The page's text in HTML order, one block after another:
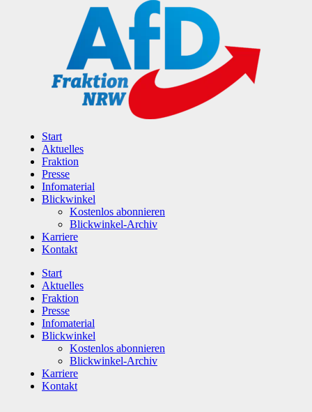
Start
Aktuelles
Fraktion
Presse
Infomaterial
Blickwinkel
Kostenlos abonnieren
Blickwinkel-Archiv
Karriere
Kontakt
Start
Aktuelles
Fraktion
Presse
Infomaterial
Blickwinkel
Kostenlos abonnieren
Blickwinkel-Archiv
Karriere
Kontakt